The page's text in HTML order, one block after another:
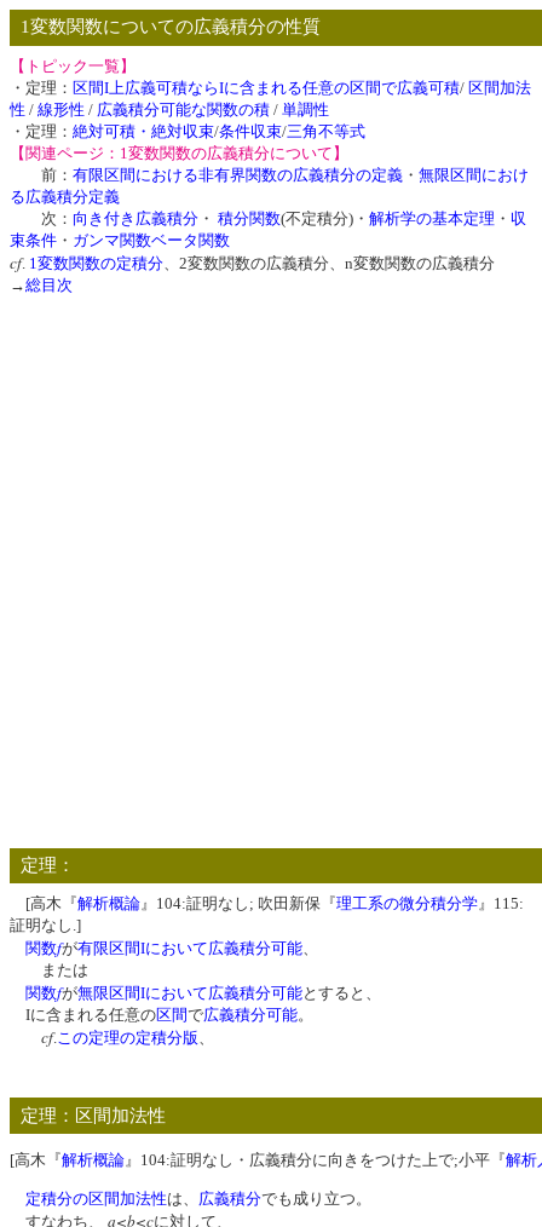
1変数関数についての広義積分の性質
【トピック一覧】
・定理： 区間I上広義可積ならIに含まれる任意の区間で広義可積/ 区間加法
性 / 線形性 / 広義積分可能な関数の積 / 単調性
・定理： 絶対可積・絶対収束/条件収束/三角不等式
【関連ページ：1変数関数の広義積分について】
前： 有限区間における非有界関数の広義積分の定義 ・ 無限区間におけ
る広義積分定義
次： 向き付き広義積分 ・ 積分関数(不定積分)・ 解析学の基本定理 ・ 収
束条件 ・ ガンマ関数ベータ関数
cf. 1変数関数の定積分 、2変数関数の広義積分、n変数関数の広義積分
→総目次
定理：
[高木『解析概論』104:証明なし; 吹田新保『理工系の微分積分学』115:
証明なし.]
関数fが有限区間Iにおいて広義積分可能、
または
関数fが無限区間Iにおいて広義積分可能とすると、
Iに含まれる任意の区間で広義積分可能。
cf.この定理の定積分版、
定理：区間加法性
[高木『解析概論』104:証明なし・広義積分に向きをつけた上で;小平『解析
定積分の区間加法性は、 広義積分でも成り立つ。
すなわち、 a<b<cに対して、